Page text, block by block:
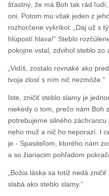
šťastný, že má Boh tak rád
oni. Potom mu však jeden z
rozhorčene vykríkol: „Daj už s
hlúpostí hlava!“ Steblo
pokojne vstal, zdvihol steblo zo
„Vidíš, zostalo rovnaké ako
tvoja zlosť s ním nič nezmôže.“
Iste, zničiť steblo slamy je
niekedy o tom, prečo nám Boh
potrebujeme silného
neho muž a nič ho neporazí. I
je - Spasiteľom, ktorého nám
a so žiariacim pohľadom
„Božia láska sa totiž nedá
slabá ako steblo slamy.“